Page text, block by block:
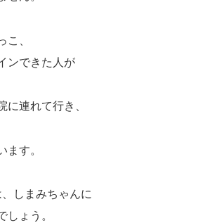
こ、
ンできた人が
に連れて行き、
ます。
しまみちゃんに
しょう。